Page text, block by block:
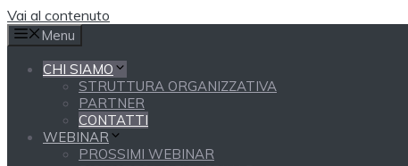
Vai al contenuto
Menu
CHI SIAMO
STRUTTURA ORGANIZZATIVA
PARTNER
CONTATTI
WEBINAR
PROSSIMI WEBINAR